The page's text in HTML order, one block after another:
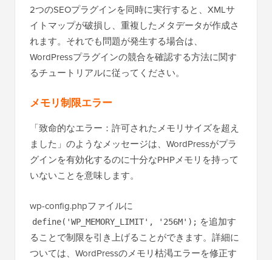
2つのSEOプラグインを同時に実行すると、XMLサ
イトマップが破損し、重複したメタデータが作成さ
れます。それでも問題が発生する場合は、
WordPressプラグインの競合を確認する方法に関す
るチュートリアルに従ってください。
メモリ制限エラー
「致命的なエラー：許可されたメモリサイズを超え
ました」のようなメッセージは、WordPressがプラ
グインを有効化するのに十分なPHPメモリを持って
いないことを意味します。
wp-config.phpファイルに
define('WP_MEMORY_LIMIT', '256M'); を追加す
ることで制限を引き上げることができます。詳細に
ついては、WordPressのメモリ枯渇エラーを修正す